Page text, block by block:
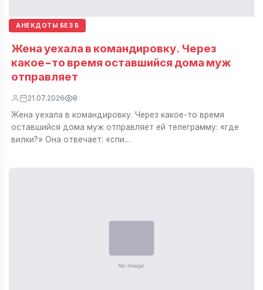
АНЕКДОТЫ БЕЗ Б
Жена уехала в командировку. Через
какое-то время оставшийся дома муж
отправляет
21.07.2026 8
Жена уехала в командировку. Через какое-то время
оставшийся дома муж отправляет ей телеграмму: «где
вилки?» Она отвечает: «спи…